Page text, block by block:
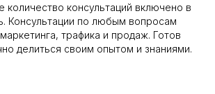
количество консультаций включено в
Консультации по любым вопросам
трафика и продаж. Готов
делиться своим опытом и знаниями.